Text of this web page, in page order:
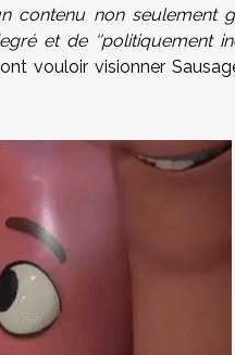
contenu non seulement
et de ‘'politiquement
vouloir visionner